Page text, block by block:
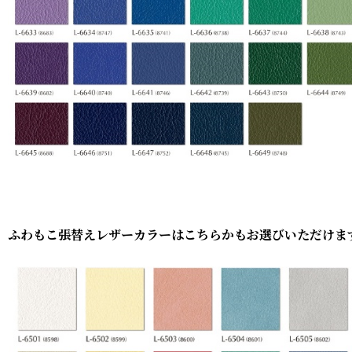
ふわもこ張替えレザーカラーはこちらかもお選びいただけま